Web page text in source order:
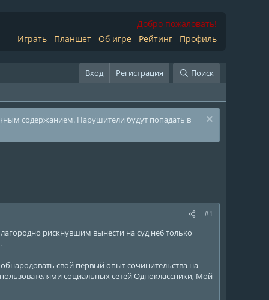
Добро пожаловать!
Играть
Планшет Об игре Рейтинг Профиль
Вход Регистрация
Поиск
содержанием. Нарушители будут попадать в
#1
рискнувшим вынести на суд не6 только
.
свой первый опыт сочинительства на
социальных сетей Одноклассники, Мой